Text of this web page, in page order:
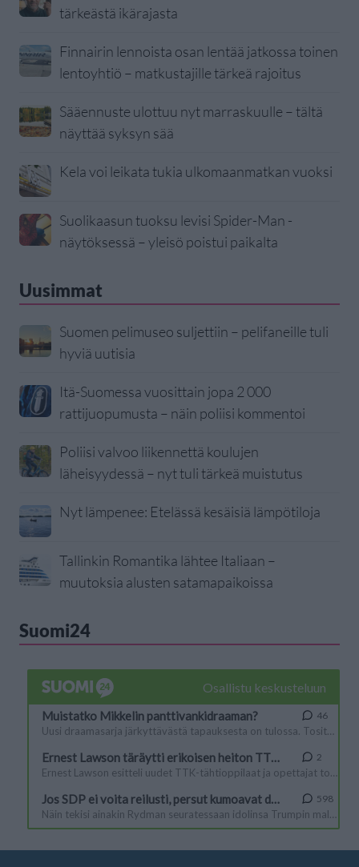
tärkeästä ikärajasta
Finnairin lennoista osan lentää jatkossa toinen
lentoyhtiö – matkustajille tärkeä rajoitus
Sääennuste ulottuu nyt marraskuulle – tältä
näyttää syksyn sää
Kela voi leikata tukia ulkomaanmatkan vuoksi
Suolikaasun tuoksu levisi Spider-Man -
näytöksessä – yleisö poistui paikalta
Uusimmat
Suomen pelimuseo suljettiin – pelifaneille tuli
hyviä uutisia
Itä-Suomessa vuosittain jopa 2 000
rattijuopumusta – näin poliisi kommentoi
Poliisi valvoo liikennettä koulujen
läheisyydessä – nyt tuli tärkeä muistutus
Nyt lämpenee: Etelässä kesäisiä lämpötiloja
Tallinkin Romantika lähtee Italiaan –
muutoksia alusten satamapaikoissa
Suomi24